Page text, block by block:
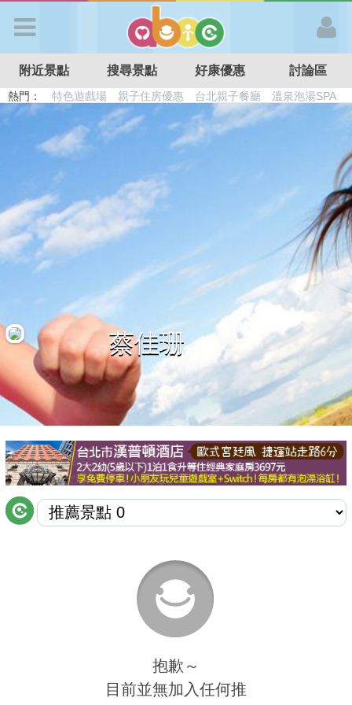
APP登入
首 頁
搜尋景點
好康優惠
最新留言
商家合作
推薦景點
討論區
聯絡我們
附近景點 搜尋景點 好康優惠 討論區
熱門： 特色遊戲場 親子住房優惠 台北親子餐廳
溫泉泡湯SPA
溜滑梯民宿
觀光工廠 日本親子景點
蔡佳珊
抱歉～
目前並無加入任何推